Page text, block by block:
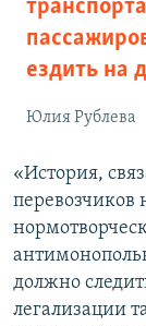
ездить на
Юлия Рублева
«История,
перевозчиков
должно
легализации